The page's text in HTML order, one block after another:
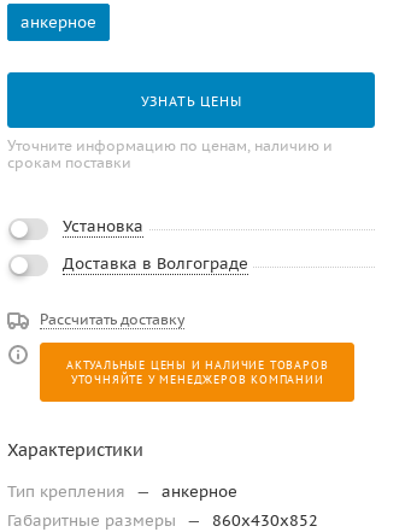
анкерное
УЗНАТЬ ЦЕНЫ
Уточните информацию по ценам, наличию и
срокам поставки
Установка
Доставка в Волгограде
Рассчитать доставку
АКТУАЛЬНЫЕ ЦЕНЫ И НАЛИЧИЕ ТОВАРОВ
УТОЧНЯЙТЕ У МЕНЕДЖЕРОВ КОМПАНИИ
Характеристики
Тип крепления —
анкерное
Габаритные размеры
—
860x430x852